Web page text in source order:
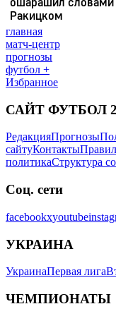
главная
матч-центр
прогнозы
футбол +
Избранное
САЙТ ФУТБОЛ
РедакцияПрогнозы
сайтуКонтакты
политикаСтруктура
Соц. сети
facebookxyoutube
УКРАИНА
УкраинаПервая лига
ЧЕМПИОНАТЫ